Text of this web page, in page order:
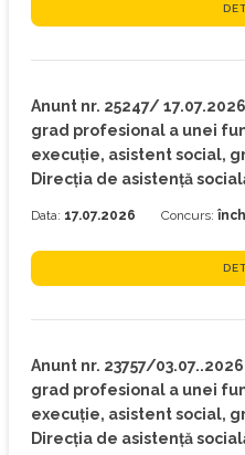
Anunt nr. 25247/
grad profesional a unei
execuție, asistent social,
Direcția de asistență
Data: 17.07.2026 Concurs:
Anunt nr. 23757/
grad profesional a unei
execuție, asistent social,
Direcția de asistență